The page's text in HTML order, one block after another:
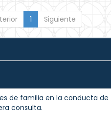
1 Siguiente
de familia en la conducta de
consulta.